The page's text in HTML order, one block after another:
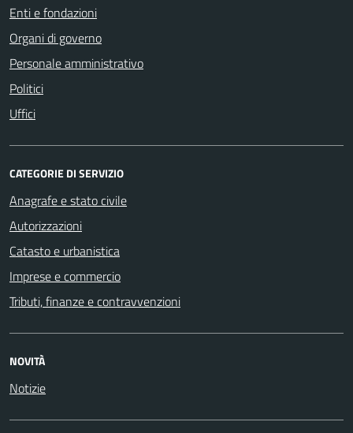
Enti e fondazioni
Organi di governo
Personale amministrativo
Politici
Uffici
CATEGORIE DI SERVIZIO
Anagrafe e stato civile
Autorizzazioni
Catasto e urbanistica
Imprese e commercio
Tributi, finanze e contravvenzioni
NOVITÀ
Notizie